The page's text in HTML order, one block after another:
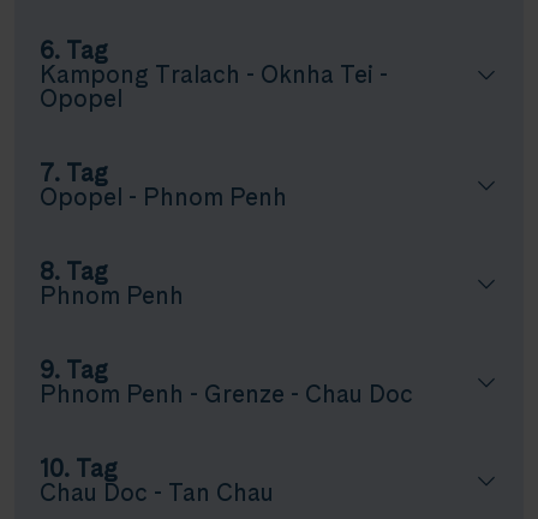
6. Tag
Kampong Tralach - Oknha Tei -
Opopel
7. Tag
Opopel - Phnom Penh
8. Tag
Phnom Penh
9. Tag
Phnom Penh - Grenze - Chau Doc
10. Tag
Chau Doc - Tan Chau